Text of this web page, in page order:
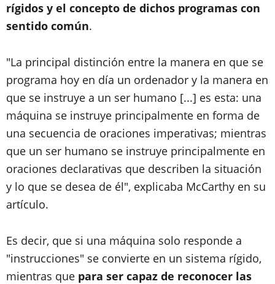
rígidos y el concepto de dichos programas con
sentido común.
"La principal distinción entre la manera en que se
programa hoy en día un ordenador y la manera en
que se instruye a un ser humano [...] es esta: una
máquina se instruye principalmente en forma de
una secuencia de oraciones imperativas; mientras
que un ser humano se instruye principalmente en
oraciones declarativas que describen la situación
y lo que se desea de él", explicaba McCarthy en su
artículo.
Es decir, que si una máquina solo responde a
"instrucciones" se convierte en un sistema rígido,
mientras que para ser capaz de reconocer las